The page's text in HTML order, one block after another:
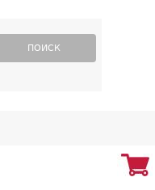
ПОИСК